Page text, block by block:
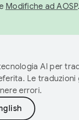
Modifiche ad AOSP.
AI per
Le traduzioni
errori.